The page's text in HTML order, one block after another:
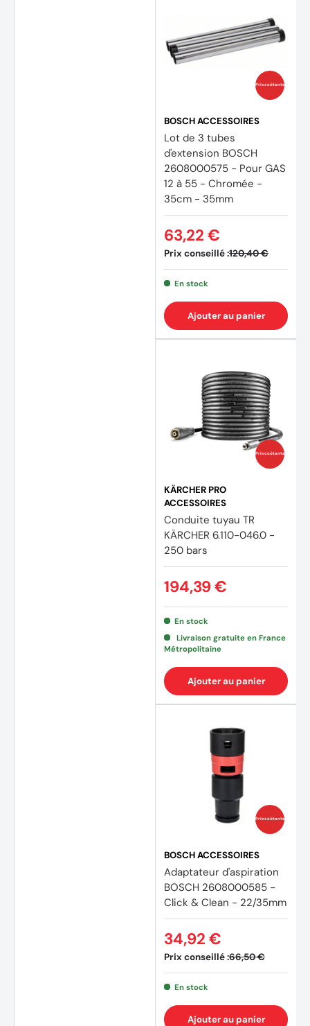
(1
Prix coûtants
BOSCH ACCESSOIRES
Lot de 3 tubes
d'extension BOSCH
2608000575 - Pour GAS
12 à 55 - Chromée -
35cm - 35mm
Prix conseillé :120,40 €
63,22 €
En stock
Ajouter au panier
Prix coûtants
KÄRCHER PRO
ACCESSOIRES
Conduite tuyau TR
KÄRCHER 6.110-046.0 -
250 bars
194,39 €
En stock
Livraison gratuite en France
Métropolitaine
Ajouter au panier
Prix coûtants
BOSCH ACCESSOIRES
Adaptateur d'aspiration
BOSCH 2608000585 -
Click & Clean - 22/35mm
Prix conseillé :66,50 €
34,92 €
En stock
Ajouter au panier